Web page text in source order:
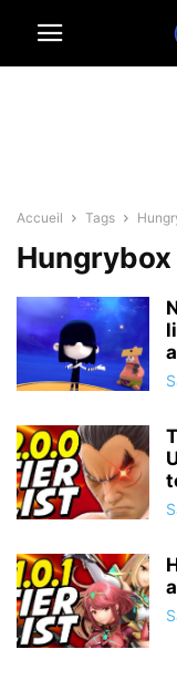
Accueil Tags
Hungrybox